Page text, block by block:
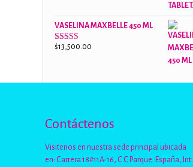
VASELINA MAXBELLE 450 ML
Valorado
$13,500.00
Contáctenos
Visitenos en nuestra sede principal ubicada
en: Carrera 18#11A-16, C.C Parque. España, Int.